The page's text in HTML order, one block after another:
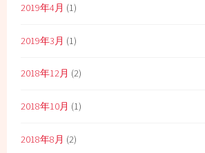
2019年4月 (1)
2019年3月 (1)
2018年12月 (2)
2018年10月 (1)
2018年8月 (2)